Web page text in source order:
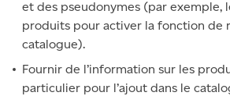
et des pseudonymes (par exemple,
produits pour activer la fonction de
catalogue).
Fournir de l’information sur les
particulier pour l’ajout dans le